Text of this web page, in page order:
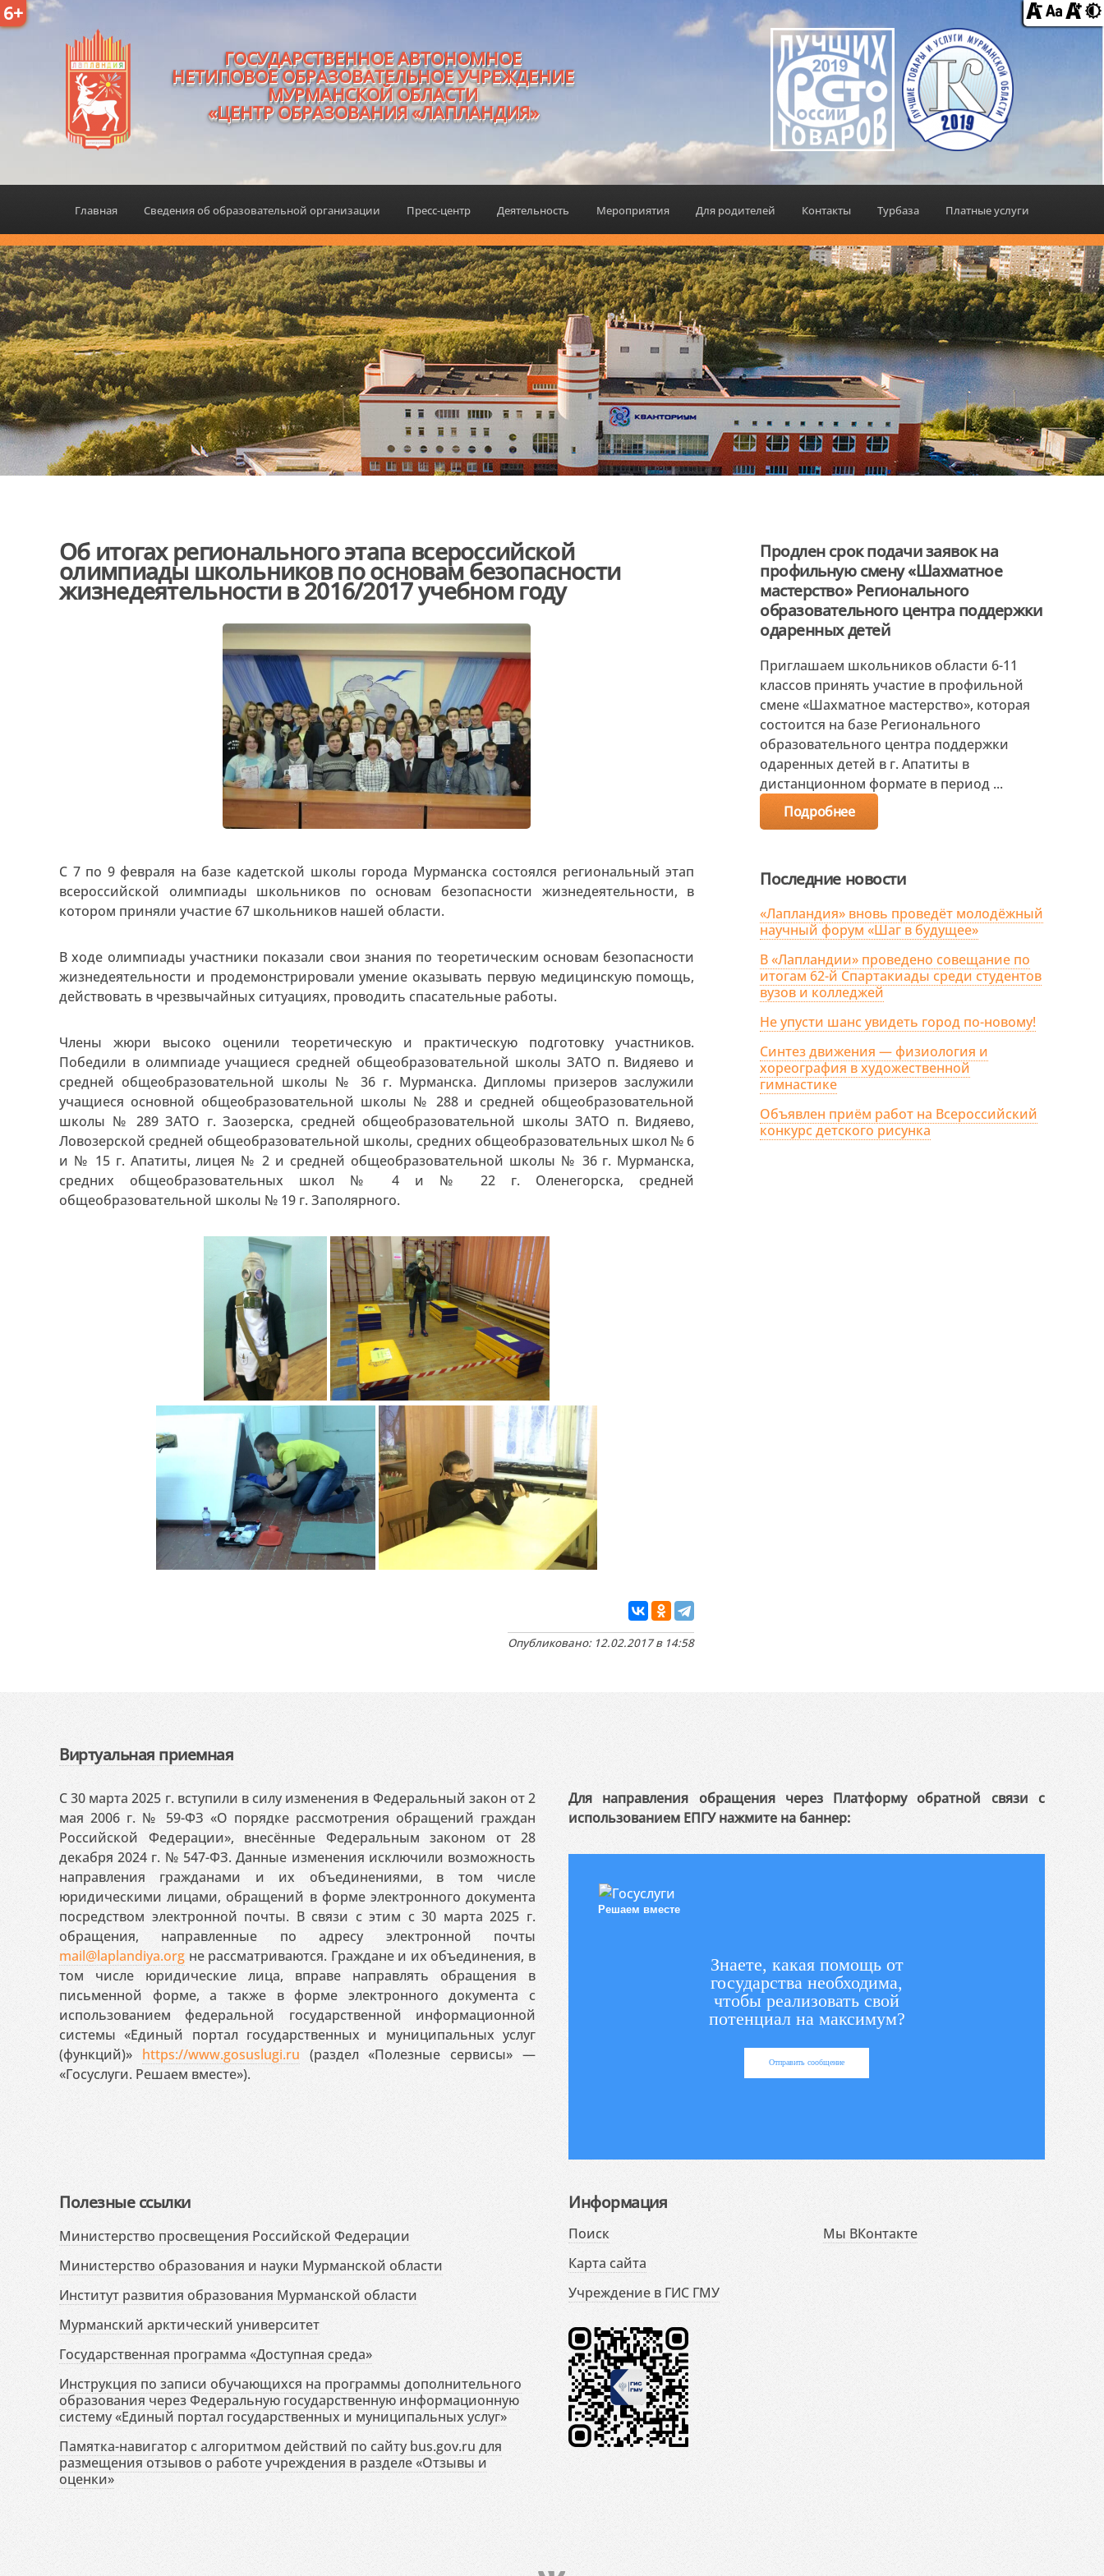
6+
ГОСУДАРСТВЕННОЕ АВТОНОМНОЕ
НЕТИПОВОЕ ОБРАЗОВАТЕЛЬНОЕ УЧРЕЖДЕНИЕ
МУРМАНСКОЙ ОБЛАСТИ
«ЦЕНТР ОБРАЗОВАНИЯ «ЛАПЛАНДИЯ»
Главная Сведения об образовательной организации Пресс-центр Деятельность Мероприятия Для родителей Контакты Турбаза Платные услуги
Об итогах регионального этапа всероссийской
олимпиады школьников по основам безопасности
жизнедеятельности в 2016/2017 учебном году
С 7 по 9 февраля на базе кадетской школы города Мурманска состоялся региональный этап
всероссийской олимпиады школьников по основам безопасности жизнедеятельности, в
котором приняли участие 67 школьников нашей области.
В ходе олимпиады участники показали свои знания по теоретическим основам безопасности
жизнедеятельности и продемонстрировали умение оказывать первую медицинскую помощь,
действовать в чрезвычайных ситуациях, проводить спасательные работы.
Члены жюри высоко оценили теоретическую и практическую подготовку участников.
Победили в олимпиаде учащиеся средней общеобразовательной школы ЗАТО п. Видяево и
средней общеобразовательной школы № 36 г. Мурманска. Дипломы призеров заслужили
учащиеся основной общеобразовательной школы № 288 и средней общеобразовательной
школы № 289 ЗАТО г. Заозерска, средней общеобразовательной школы ЗАТО п. Видяево,
Ловозерской средней общеобразовательной школы, средних общеобразовательных школ № 6
и № 15 г. Апатиты, лицея № 2 и средней общеобразовательной школы № 36 г. Мурманска,
средних общеобразовательных школ № 4 и № 22 г. Оленегорска, средней
общеобразовательной школы № 19 г. Заполярного.
Опубликовано: 12.02.2017 в 14:58
Продлен срок подачи заявок на
профильную смену «Шахматное
мастерство» Регионального
образовательного центра поддержки
одаренных детей
Приглашаем школьников области 6-11
классов принять участие в профильной
смене «Шахматное мастерство», которая
состоится на базе Регионального
образовательного центра поддержки
одаренных детей в г. Апатиты в
дистанционном формате в период ...
Подробнее
Последние новости
«Лапландия» вновь проведёт молодёжный
научный форум «Шаг в будущее»
В «Лапландии» проведено совещание по
итогам 62-й Спартакиады среди студентов
вузов и колледжей
Не упусти шанс увидеть город по-новому!
Синтез движения — физиология и
хореография в художественной
гимнастике
Объявлен приём работ на Всероссийский
конкурс детского рисунка
Виртуальная приемная
С 30 марта 2025 г. вступили в силу изменения в Федеральный закон от 2
мая 2006 г. № 59-ФЗ «О порядке рассмотрения обращений граждан
Российской Федерации», внесённые Федеральным законом от 28
декабря 2024 г. № 547-ФЗ. Данные изменения исключили возможность
направления гражданами и их объединениями, в том числе
юридическими лицами, обращений в форме электронного документа
посредством электронной почты. В связи с этим с 30 марта 2025 г.
обращения, направленные по адресу электронной почты
mail@laplandiya.org не рассматриваются. Граждане и их объединения, в
том числе юридические лица, вправе направлять обращения в
письменной форме, а также в форме электронного документа с
использованием федеральной государственной информационной
системы «Единый портал государственных и муниципальных услуг
(функций)» https://www.gosuslugi.ru (раздел «Полезные сервисы» —
«Госуслуги. Решаем вместе»).
Для направления обращения через Платформу обратной связи с
использованием ЕПГУ нажмите на баннер:
Решаем вместе
Знаете, какая помощь от
государства необходима,
чтобы реализовать свой
потенциал на максимум?
Отправить сообщение
Полезные ссылки
Министерство просвещения Российской Федерации
Министерство образования и науки Мурманской области
Институт развития образования Мурманской области
Мурманский арктический университет
Государственная программа «Доступная среда»
Инструкция по записи обучающихся на программы дополнительного
образования через Федеральную государственную информационную
систему «Единый портал государственных и муниципальных услуг»
Памятка-навигатор с алгоритмом действий по сайту bus.gov.ru для
размещения отзывов о работе учреждения в разделе «Отзывы и
оценки»
Информация
Поиск
Карта сайта
Учреждение в ГИС ГМУ
Мы ВКонтакте